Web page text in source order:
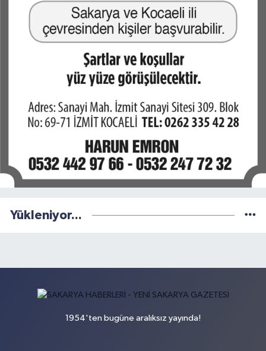
Yükleniyor...
1954'ten bugüne aralıksız yayında!